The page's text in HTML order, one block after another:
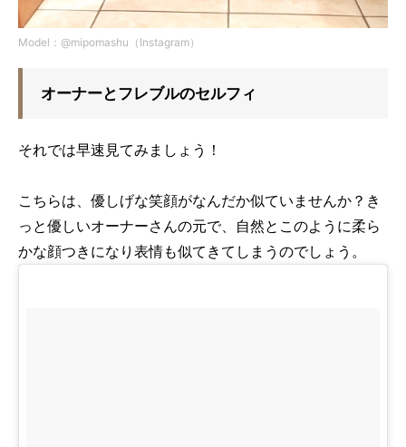
Model：@mipomashu（Instagram）
オーナーとフレブルのセルフィ
それでは早速見てみましょう！
こちらは、優しげな笑顔がなんだか似ていませんか？き
っと優しいオーナーさんの元で、自然とこのように柔ら
かな顔つきになり表情も似てきてしまうのでしょう。